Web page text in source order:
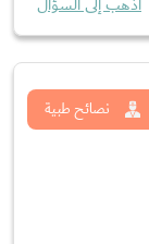
نصائح طبية